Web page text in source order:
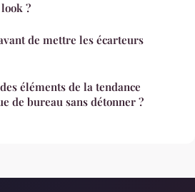
?
de mettre les écarteurs
éléments de la tendance
de bureau sans détonner ?